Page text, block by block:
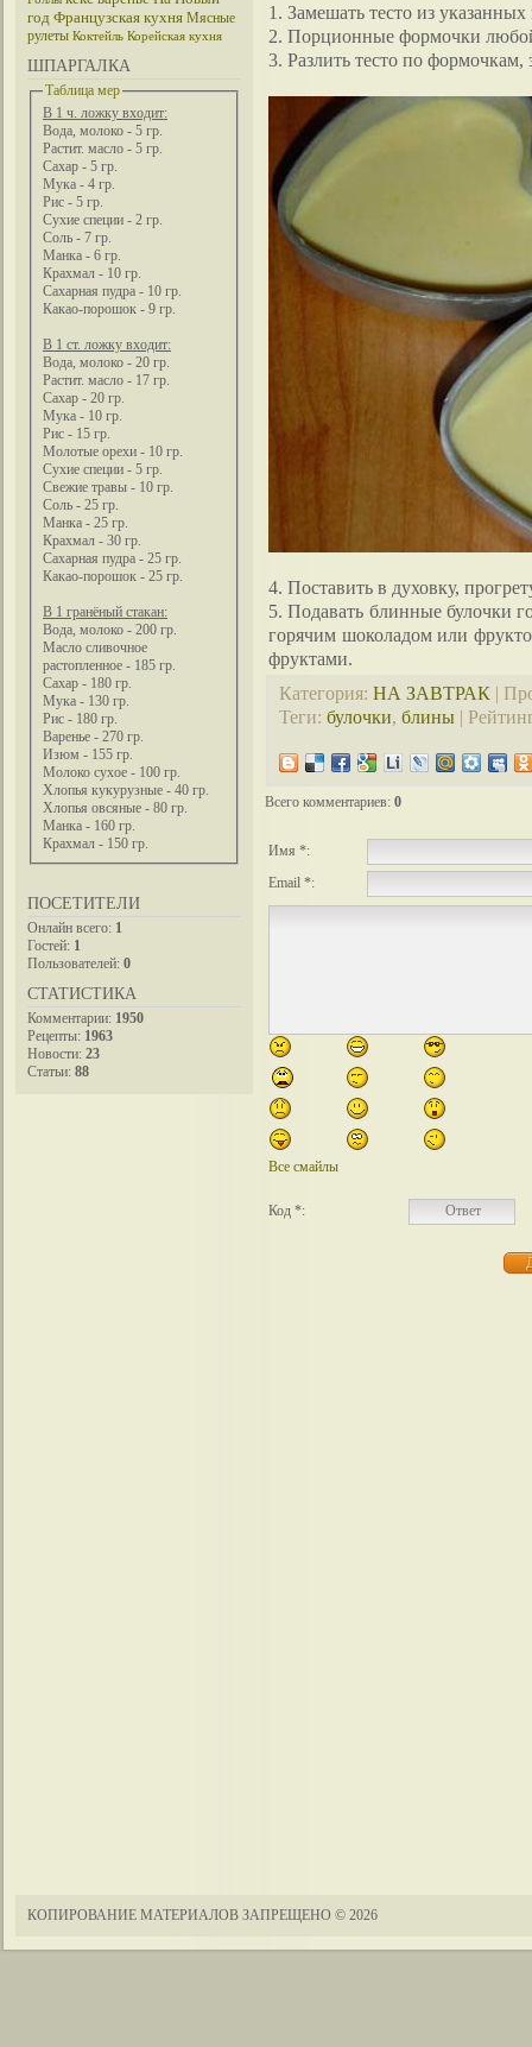
год Французская кухня Мясные
рулеты Коктейль Корейская кухня
ШПАРГАЛКА
Таблица мер
В 1 ч. ложку входит:
Вода, молоко - 5 гр.
Растит. масло - 5 гр.
Сахар - 5 гр.
Мука - 4 гр.
Рис - 5 гр.
Сухие специи - 2 гр.
Соль - 7 гр.
Манка - 6 гр.
Крахмал - 10 гр.
Сахарная пудра - 10 гр.
Какао-порошок - 9 гр.
В 1 ст. ложку входит:
Вода, молоко - 20 гр.
Растит. масло - 17 гр.
Сахар - 20 гр.
Мука - 10 гр.
Рис - 15 гр.
Молотые орехи - 10 гр.
Сухие специи - 5 гр.
Свежие травы - 10 гр.
Соль - 25 гр.
Манка - 25 гр.
Крахмал - 30 гр.
Сахарная пудра - 25 гр.
Какао-порошок - 25 гр.
В 1 гранёный стакан:
Вода, молоко - 200 гр.
Масло сливочное
растопленное - 185 гр.
Сахар - 180 гр.
Мука - 130 гр.
Рис - 180 гр.
Варенье - 270 гр.
Изюм - 155 гр.
Молоко сухое - 100 гр.
Хлопья кукурузные - 40 гр.
Хлопья овсяные - 80 гр.
Манка - 160 гр.
Крахмал - 150 гр.
ПОСЕТИТЕЛИ
Онлайн всего: 1
Гостей: 1
Пользователей: 0
СТАТИСТИКА
Комментарии: 1950
Рецепты: 1963
Новости: 23
Статьи: 88
1. Замешать тесто из
2. Порционные формочки
3. Разлить тесто по
4. Поставить в духовку,
5. Подавать блинные булочки
горячим шоколадом или
фруктами.
Категория: НА ЗАВТРАК |
Теги: булочки, блины |
Всего комментариев: 0
Имя *:
Email *:
Все смайлы
Код *:
КОПИРОВАНИЕ МАТЕРИАЛОВ ЗАПРЕЩЕНО © 2026